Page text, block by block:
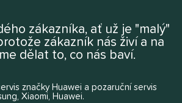
zákazníka, ať už je "malý"
zákazník nás živí a na
dělat to, co nás baví.
značky Huawei a pozaruční servis
Xiaomi, Huawei.